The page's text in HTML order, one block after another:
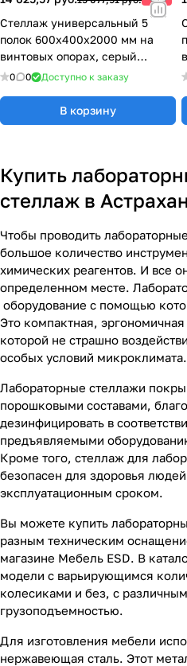
Стеллаж универсальный 5
полок 600х400х2000 мм на
винтовых опорах, серый
металл 77.0370.12.00
0 0 Доступно к заказу
В корзину
Купить
стеллаж в
Чтобы проводить
большое количество
химических реагентов. И все
определенном месте.
оборудование с помощью
Это компактная,
которой не страшно
особых условий
Лабораторные стеллажи
порошковыми составами,
дезинфицировать в
предъявляемыми
Кроме того, стеллаж для
безопасен для здоровья
эксплуатационным сроком.
Вы можете купить
разным техническим
магазине Мебель ESD. В
модели с варьирующимся
колесиками и без, с
грузоподъемностью.
Для изготовления мебели
нержавеющая сталь. Этот